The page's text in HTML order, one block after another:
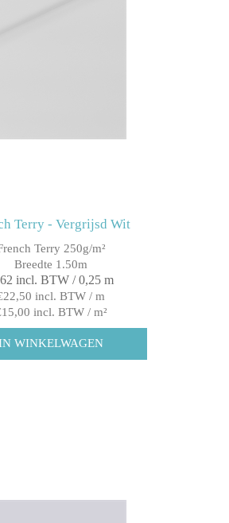
Terry - Vergrijsd Wit
Terry 250g/m²
Breedte 1.50m
incl. BTW / 0,25 m
incl. BTW / m
incl. BTW / m²